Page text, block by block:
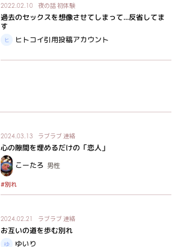
2022.02.10 夜の話初体験
過去のセックスを想像させてしまって...反省してま
す
ヒトコイ引用投稿アカウント
2024.03.13 ラブラブ 連絡
心の隙間を埋めるだけの「恋人」
こーたろ 男性
#別れ
2024.02.21 ラブラブ 連絡
お互いの道を歩む別れ
ゆいり